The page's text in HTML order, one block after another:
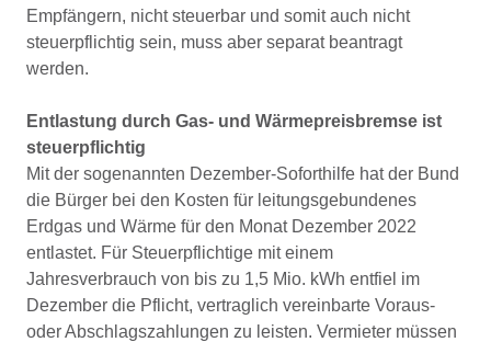
Empfängern, nicht steuerbar und somit auch nicht
steuerpflichtig sein, muss aber separat beantragt
werden.
Entlastung durch Gas- und Wärmepreisbremse ist
steuerpflichtig
Mit der sogenannten Dezember-Soforthilfe hat der Bund
die Bürger bei den Kosten für leitungsgebundenes
Erdgas und Wärme für den Monat Dezember 2022
entlastet. Für Steuerpflichtige mit einem
Jahresverbrauch von bis zu 1,5 Mio. kWh entfiel im
Dezember die Pflicht, vertraglich vereinbarte Voraus-
oder Abschlagszahlungen zu leisten. Vermieter müssen